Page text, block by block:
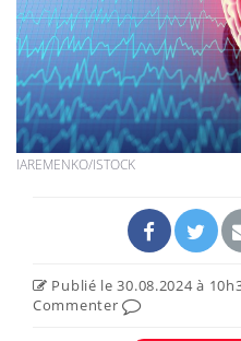
IAREMENKO/ISTOCK
Publié le 30.08.2024 à
Commenter